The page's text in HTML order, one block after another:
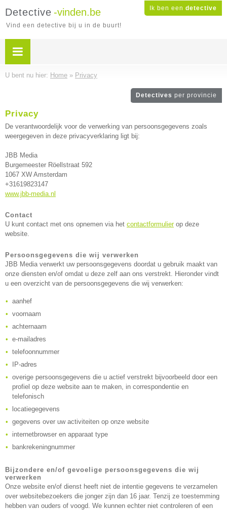
Ik ben een detective
Detective -vinden.be
Vind een detective bij u in de buurt!
U bent nu hier: Home » Privacy
Detectives per provincie
Privacy
De verantwoordelijk voor de verwerking van persoonsgegevens zoals
weergegeven in deze privacyverklaring ligt bij:
JBB Media
Burgemeester Röellstraat 592
1067 XW Amsterdam
+31619823147
www.jbb-media.nl
Contact
U kunt contact met ons opnemen via het contactformulierop deze
website.
Persoonsgegevens die wij verwerken
JBB Media verwerkt uw persoonsgegevens doordat u gebruik maakt van
onze diensten en/of omdat u deze zelf aan ons verstrekt. Hieronder vindt
u een overzicht van de persoonsgegevens die wij verwerken:
aanhef
voornaam
achternaam
e-mailadres
telefoonnummer
IP-adres
overige persoonsgegevens die u actief verstrekt bijvoorbeeld door een
profiel op deze website aan te maken, in correspondentie en
telefonisch
locatiegegevens
gegevens over uw activiteiten op onze website
internetbrowser en apparaat type
bankrekeningnummer
Bijzondere en/of gevoelige persoonsgegevens die wij
verwerken
Onze website en/of dienst heeft niet de intentie gegevens te verzamelen
over websitebezoekers die jonger zijn dan 16 jaar. Tenzij ze toestemming
hebben van ouders of voogd. We kunnen echter niet controleren of een